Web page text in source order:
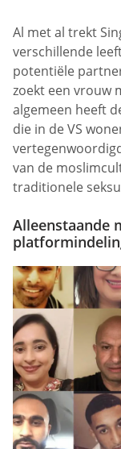
Al met al trekt
verschillende
potentiële
zoekt een vrouw
algemeen heeft
die in de VS
van de
traditionele
Alleenstaande